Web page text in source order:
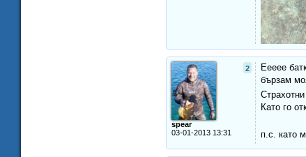
2
spear
03-01-2013 13:31
Еееее
бързам
Като го
п.с. като